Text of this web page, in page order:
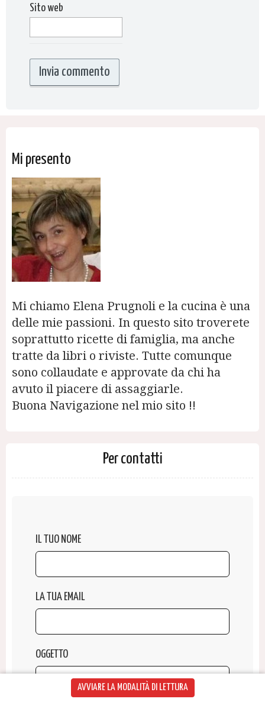
AVVIARE LA MODALITÀ DI LETTURA
Sito web
Mi presento
Mi chiamo Elena Prugnoli e la cucina è una
delle mie passioni. In questo sito troverete
soprattutto ricette di famiglia, ma anche
tratte da libri o riviste. Tutte comunque
sono collaudate e approvate da chi ha
avuto il piacere di assaggiarle.
Buona Navigazione nel mio sito !!
Per contatti
IL TUO NOME
LA TUA EMAIL
OGGETTO